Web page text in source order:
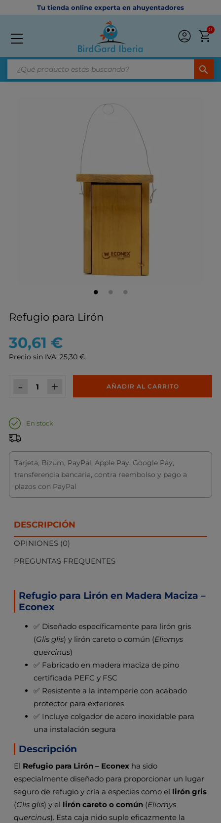
Tu tienda online experta en ahuyentadores
search
0
Refugio para Lirón
30,61 €
Precio sin IVA: 25,30 €
- + AÑADIR AL CARRITO
En stock
Tarjeta, Bizum, PayPal, Apple Pay, Google Pay,
transferencia bancaria, contra reembolso y pago a
plazos con PayPal
DESCRIPCIÓN
OPINIONES (0)
PREGUNTAS FREQUENTES
Refugio para Lirón en Madera Maciza –
Econex
✅ Diseñado específicamente para lirón gris
(Glis glis) y lirón careto o común (Eliomys
quercinus)
✅ Fabricado en madera maciza de pino
certificada PEFC y FSC
✅ Resistente a la intemperie con acabado
protector para exteriores
✅ Incluye colgador de acero inoxidable para
una instalación segura
Descripción
El Refugio para Lirón – Econex ha sido
especialmente diseñado para proporcionar un lugar
seguro de refugio y cría a especies como el lirón gris
(Glis glis) y el lirón careto o común (Eliomys
quercinus). Esta caja nido suple eficazmente la